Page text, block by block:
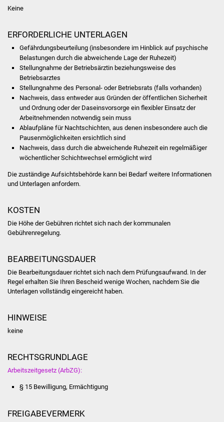
Kirchen
Jugendhaus
Fachteam Jugend
Kinder- und
Familienzentrum
NETZMonitor
Ärzte und Apotheken
Keine
ERFORDERLICHE UNTERLAGEN
Gefährdungsbeurteilung (insbesondere im Hinblick auf psychische
Belastungen durch die abweichende Lage der Ruhezeit)
Stellungnahme der Betriebsärztin beziehungsweise des
Betriebsarztes
Stellungnahme des Personal- oder Betriebsrats (falls vorhanden)
Nachweis, dass entweder aus Gründen der öffentlichen Sicherheit
und Ordnung oder der Daseinsvorsorge ein flexibler Einsatz der
Arbeitnehmenden notwendig sein muss
Ablaufpläne für Nachtschichten, aus denen insbesondere auch die
Pausenmöglichkeiten ersichtlich sind
Nachweis, dass durch die abweichende Ruhezeit ein regelmäßiger
wöchentlicher Schichtwechsel ermöglicht wird
Die zuständige Aufsichtsbehörde kann bei Bedarf weitere Informationen
und Unterlagen anfordern.
KOSTEN
Die Höhe der Gebühren richtet sich nach der kommunalen
Gebührenregelung.
BEARBEITUNGSDAUER
Die Bearbeitungsdauer richtet sich nach dem Prüfungsaufwand. In der
Regel erhalten Sie Ihren Bescheid wenige Wochen, nachdem Sie die
Unterlagen vollständig eingereicht haben.
HINWEISE
keine
RECHTSGRUNDLAGE
Arbeitszeitgesetz (ArbZG):
§ 15 Bewilligung, Ermächtigung
FREIGABEVERMERK